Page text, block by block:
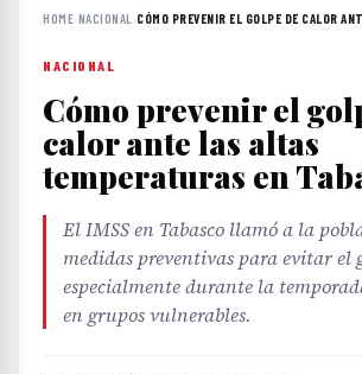
HOME›NACIONAL ›CÓMO PREVENIR EL GOLPE DE CALOR
NACIONAL
Cómo prevenir el
calor ante las altas
temperaturas en
El IMSS en Tabasco llamó a la
medidas preventivas para evitar el
especialmente durante la
en grupos vulnerables.